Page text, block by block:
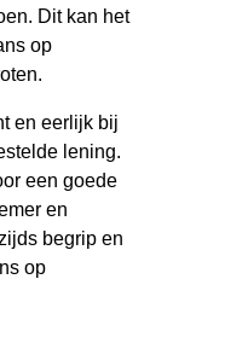
Dit kan het
op
en eerlijk bij
lening.
een goede
en
begrip en
op